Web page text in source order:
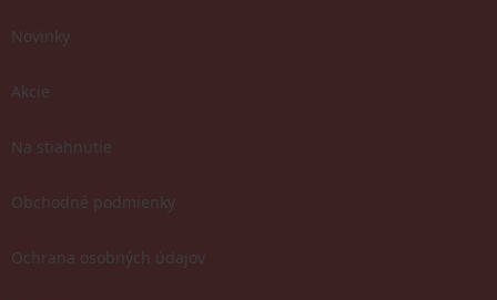
Novinky
Akcie
Na stiahnutie
Obchodné podmienky
Ochrana osobných údajov